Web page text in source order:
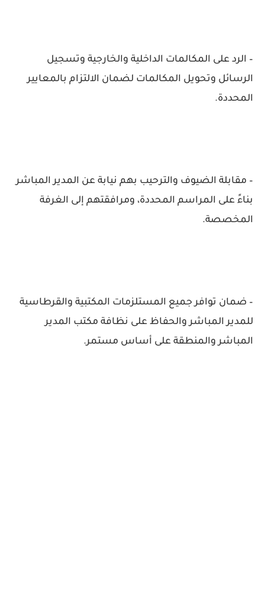
– الرد على المكالمات الداخلية والخارجية وتسجيل
الرسائل وتحويل المكالمات لضمان الالتزام بالمعايير
المحددة.
– مقابلة الضيوف والترحيب بهم نيابة عن المدير المباشر
بناءً على المراسم المحددة، ومرافقتهم إلى الغرفة
المخصصة.
– ضمان توافر جميع المستلزمات المكتبية والقرطاسية
للمدير المباشر والحفاظ على نظافة مكتب المدير
المباشر والمنطقة على أساس مستمر.